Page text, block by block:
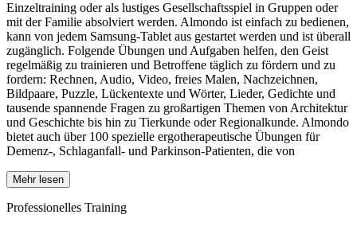
Einzeltraining oder als lustiges Gesellschaftsspiel in Gruppen oder
mit der Familie absolviert werden. Almondo ist einfach zu bedienen,
kann von jedem Samsung-Tablet aus gestartet werden und ist überall
zugänglich. Folgende Übungen und Aufgaben helfen, den Geist
regelmäßig zu trainieren und Betroffene täglich zu fördern und zu
fordern: Rechnen, Audio, Video, freies Malen, Nachzeichnen,
Bildpaare, Puzzle, Lückentexte und Wörter, Lieder, Gedichte und
tausende spannende Fragen zu großartigen Themen von Architektur
und Geschichte bis hin zu Tierkunde oder Regionalkunde. Almondo
bietet auch über 100 spezielle ergotherapeutische Übungen für
Demenz-, Schlaganfall- und Parkinson-Patienten, die von
Mehr lesen
Professionelles Training